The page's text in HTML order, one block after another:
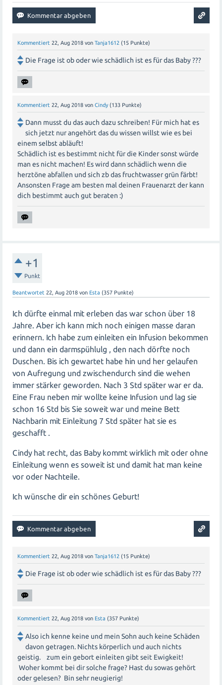
Letztendlich hängt die Wahl der Einleitungsmethode von
verschiedenen Faktoren ab, einschließlich des Zustands
und der Präferenzen der Mutter. Es ist wichtig, eine
offene Kommunikation mit dem medizinischen Team zu
führen, um die bestmögliche Entscheidung für Mutter
und Kind zu treffen.
Kommentiert 22, Aug 2018 von Tanja1612 (15 Punkte)
Die Frage ist ob oder wie schädlich ist es für das Baby ???
Kommentiert 22, Aug 2018 von Cindy (133 Punkte)
Dann musst du das auch dazu schreiben! Für mich hat es
sich jetzt nur angehört das du wissen willst wie es bei
einem selbst abläuft!
Schädlich ist es bestimmt nicht für die Kinder sonst würde
man es nicht machen! Es wird dann schädlich wenn die
herztöne abfallen und sich zb das fruchtwasser grün färbt!
Ansonsten Frage am besten mal deinen Frauenarzt der kann
dich bestimmt auch gut beraten :)
+1
Punkt
Beantwortet 22, Aug 2018 von Esta (357 Punkte)
Ich dürfte einmal mit erleben das war schon über 18
Jahre. Aber ich kann mich noch einigen masse daran
erinnern. Ich habe zum einleiten ein Infusion bekommen
und dann ein darmspühlulg , den nach dörfte noch
Duschen. Bis ich gewartet habe hin und her gelaufen
von Aufregung und zwischendurch sind die wehen
immer stärker geworden. Nach 3 Std später war er da.
Eine Frau neben mir wollte keine Infusion und lag sie
schon 16 Std bis Sie soweit war und meine Bett
Nachbarin mit Einleitung 7 Std später hat sie es
geschafft .
Cindy hat recht, das Baby kommt wirklich mit oder ohne
Einleitung wenn es soweit ist und damit hat man keine
vor oder Nachteile.
Ich wünsche dir ein schönes Geburt!
Kommentiert 22, Aug 2018 von Tanja1612 (15 Punkte)
Die Frage ist ob oder wie schädlich ist es für das Baby ???
Kommentiert 22, Aug 2018 von Esta (357 Punkte)
Also ich kenne keine und mein Sohn auch keine Schäden
davon getragen. Nichts körperlich und auch nichts
geistig. zum ein gebort einleiten gibt seit Ewigkeit!
Woher kommt bei dir solche frage? Hast du sowas gehört
oder gelesen? Bin sehr neugierig!